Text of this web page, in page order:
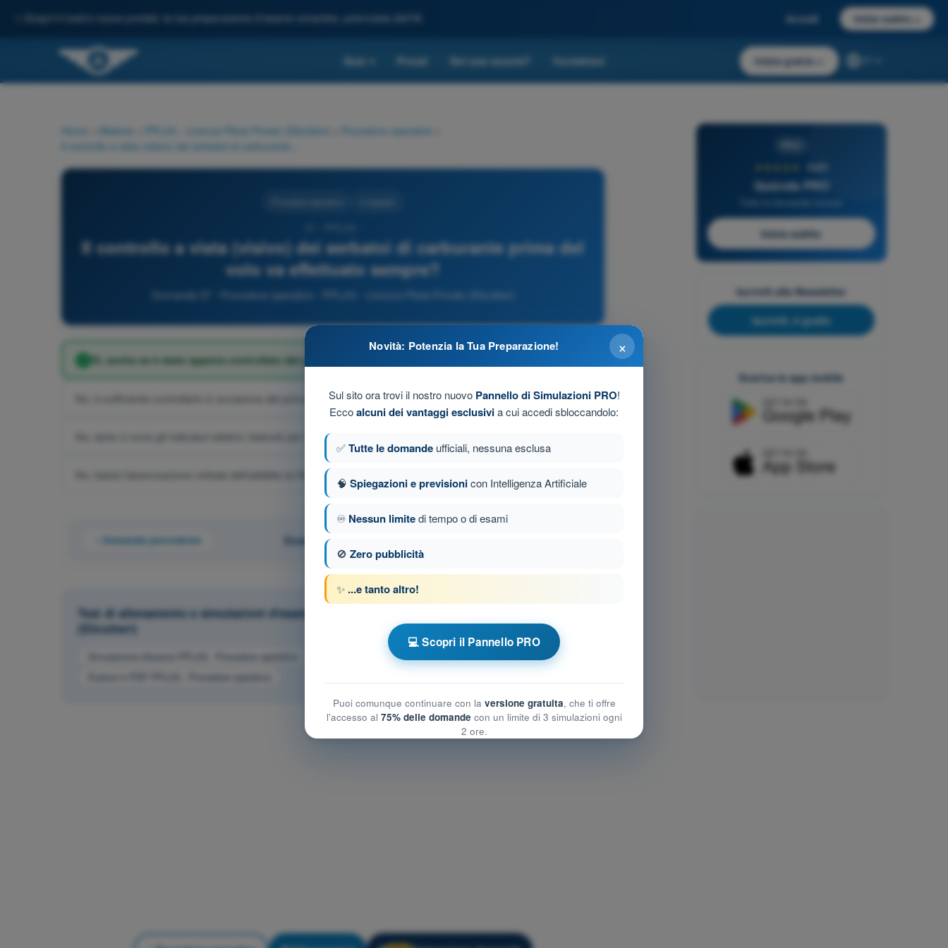
Scopri il nostro nuovo portale: la tua preparazione d'esame completa, potenziata dall'IA Accedi Inizia subito
Quiz Prezzi Sei una scuola? Contattaci Inizia gratis
Home Materie PPL(H) - Licenza Pilota Privato (Elicotteri) Procedure operative
Il controllo a vista (visivo) dei serbatoi di carburante prima del
volo va effettuato sempre?
Domanda 37 - Procedure operative - PPL(H) - Licenza Pilota Privato (Elicotteri)
Sì, anche se è stato appena controllato dal personale addetto al rifornimento.
No, è sufficiente controllarlo in occasione del primo volo.
No, tanto ci sono gli indicatori elettrici (televel) per questo.
No, basta l'assicurazione verbale dell'addetto al rifornimento.
Domanda precedente Domanda 37 di 246
Test di allenamento e simulazioni d'esame a tempo PPL(H) - Licenza Pilota Privato
(Elicotteri)
Allenamento PPL(H) - Procedure operative
4,6/5
Quizvds PRO
Inizia subito
Iscriviti alla Newsletter
Iscriviti, è gratis
Scarica le app mobile
×
Novità: Potenzia la Tua Preparazione!
Sul sito ora trovi il nostro nuovo Pannello di Simulazioni PRO!
Eccoalcuni dei vantaggi esclusivia cui accedi sbloccandolo:
✅Tutte le domande ufficiali, nessuna esclusa
🧠 Spiegazioni e previsionicon Intelligenza Artificiale
♾️ Nessun limitedi tempo o di esami
🚫 Zero pubblicità
✨ ...e tanto altro!
💻 Scopri il Pannello PRO
Puoi comunque continuare con la versione gratuita, che ti offre
l'accesso al 75% delle domande con un limite di 3 simulazioni ogni
2 ore.